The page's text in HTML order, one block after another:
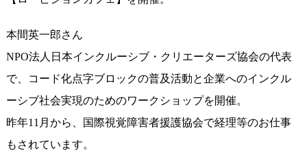
本間英一郎さん
NPO法人日本インクルーシブ・クリエーターズ協会の代表
で、コード化点字ブロックの普及活動と企業へのインクル
ーシブ社会実現のためのワークショップを開催。
昨年11月から、国際視覚障害者援護協会で経理等のお仕事
もされています。